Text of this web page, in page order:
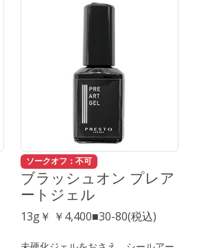
ソークオフ：不可
ブラッシュオン プレア
ートジェル
13g￥ ￥4,400■30-80(税込)